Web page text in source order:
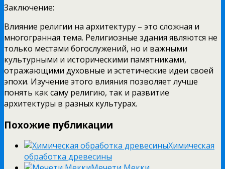
Заключение:
Влияние религии на архитектуру – это сложная и
многогранная тема. Религиозные здания являются не
только местами богослужений, но и важными
культурными и историческими памятниками,
отражающими духовные и эстетические идеи своей
эпохи. Изучение этого влияния позволяет лучше
понять как саму религию, так и развитие
архитектуры в разных культурах.
Похожие публикации
Химическая
обработка древесины